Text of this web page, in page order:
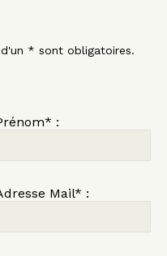
* sont obligatoires.
* :
Mail* :